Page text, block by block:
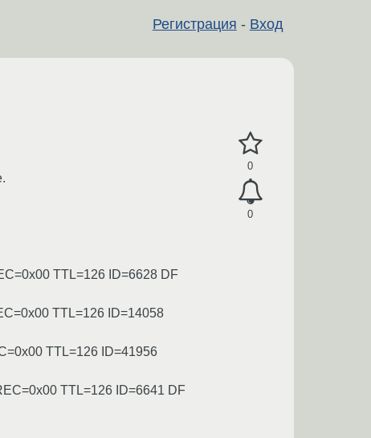
Регистрация - Вход
0
0
TTL=126 ID=6628 DF
TTL=126 ID=14058
TTL=126 ID=41956
TTL=126 ID=6641 DF